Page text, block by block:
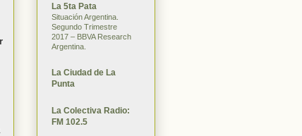
La 5ta Pata
Situación Argentina.
Segundo Trimestre
2017 – BBVA Research
Argentina.
La Ciudad de La
Punta
La Colectiva Radio:
FM 102.5